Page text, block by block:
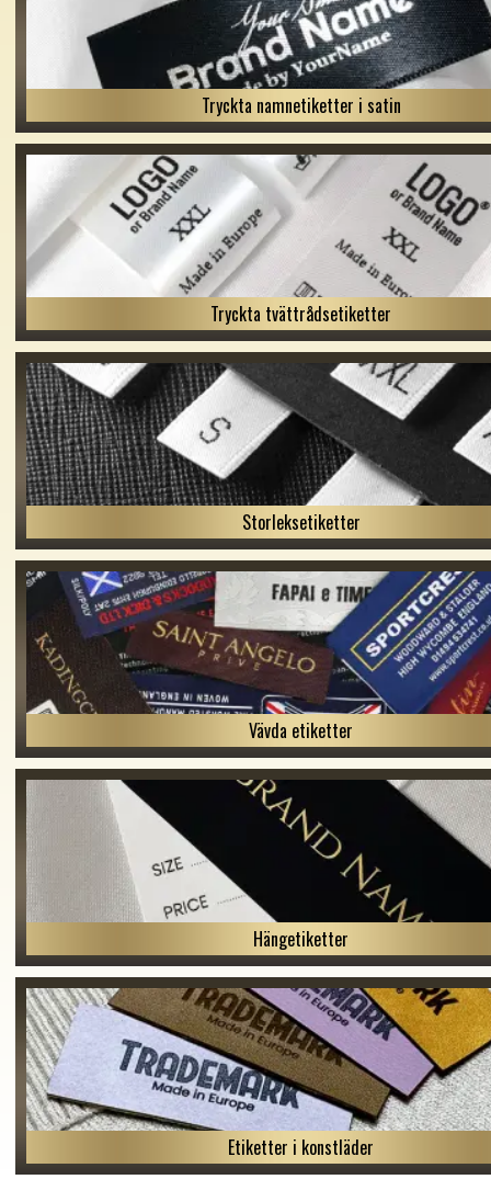
Tryckta namnetiketter i satin
Tryckta tvättrådsetiketter
Storleksetiketter
Vävda etiketter
Hängetiketter
Etiketter i konstläder